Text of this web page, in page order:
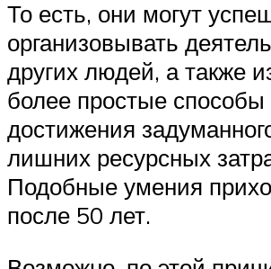
То есть, они могут
организовывать
других людей, а также
более простые способы
достижения
лишних ресурсных
Подобные умения
после 50 лет.